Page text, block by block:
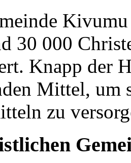
30 000
Knapp der
Mittel, um
zu